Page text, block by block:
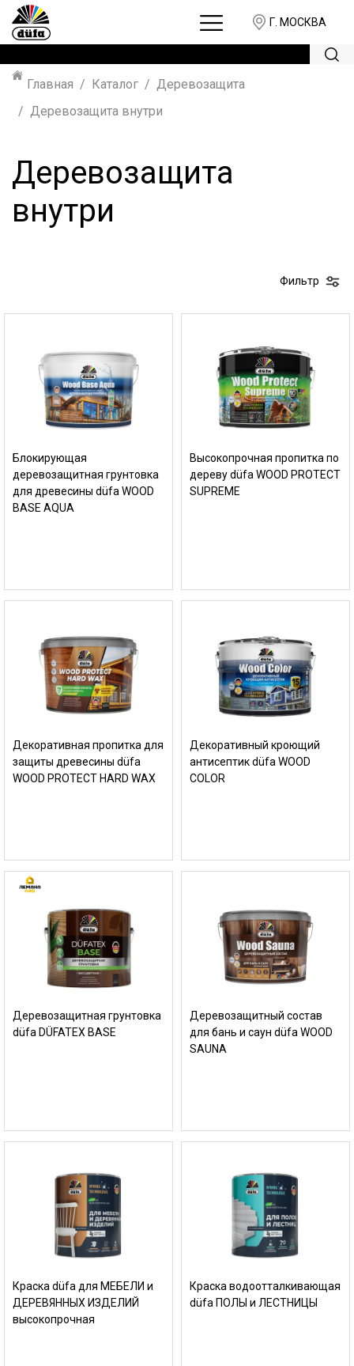
Г. МОСКВА
Главная Каталог
Деревозащита
Деревозащита внутри
Деревозащита
внутри
Фильтр
Блокирующая
деревозащитная грунтовка
для древесины düfa WOOD
BASE AQUA
Высокопрочная пропитка по
дереву düfa WOOD PROTECT
SUPREME
Декоративная пропитка для
защиты древесины düfa
WOOD PROTECT HARD WAX
Декоративный кроющий
антисептик düfa WOOD
COLOR
Деревозащитная грунтовка
düfa DÜFATEX BASE
Деревозащитный состав
для бань и саун düfa WOOD
SAUNA
Краска düfa для МЕБЕЛИ и
ДЕРЕВЯННЫХ ИЗДЕЛИЙ
высокопрочная
Краска водоотталкивающая
düfa ПОЛЫ и ЛЕСТНИЦЫ